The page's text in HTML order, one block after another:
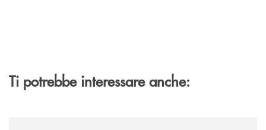
Ti potrebbe interessare anche: